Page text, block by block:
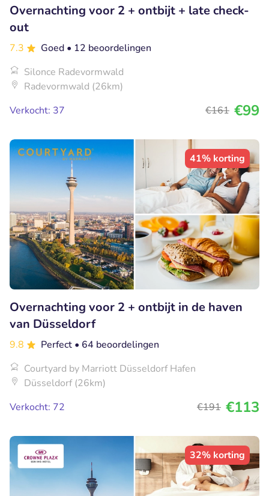
Overnachting voor 2 + ontbijt + late check-
out
7.3 Goed • 12 beoordelingen
Silonce Radevormwald
Radevormwald (26km)
Verkocht: 37
€161 €99
41% korting
Overnachting voor 2 + ontbijt in de haven
van Düsseldorf
9.8 Perfect • 64 beoordelingen
Courtyard by Marriott Düsseldorf Hafen
Düsseldorf (26km)
Verkocht: 72
€191 €113
32% korting